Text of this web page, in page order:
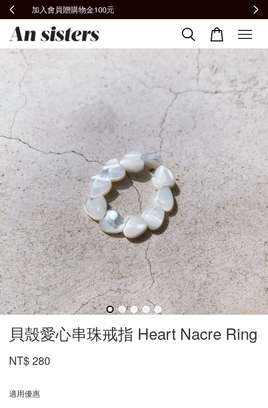
全館滿2000免運📦
貝殼愛心串珠戒指 Heart Nacre Ring
NT$ 280
適用優惠